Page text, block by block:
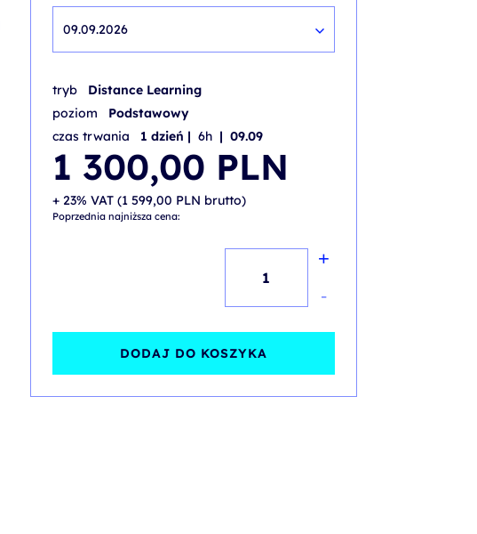
09.09.2026
tryb
Distance Learning
poziom
Podstawowy
czas trwania
1 dzień | 6h | 09.09
1 300,00 PLN
+ 23% VAT (1 599,00 PLN brutto)
Poprzednia najniższa cena:
w
praktyce
+
-
DODAJ DO KOSZYKA